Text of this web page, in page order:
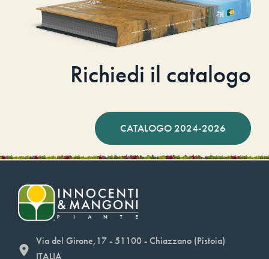
Richiedi il catalogo
CATALOGO 2024-2026
Via del Girone,17 - 51100 - Chiazzano (Pistoia)
ITALIA